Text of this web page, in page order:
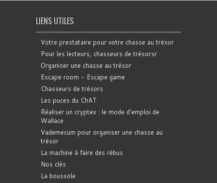
LIENS UTILES
Votre prestataire pour votre chasse au trésor
Pour les lecteurs, chasseurs de trésorsr
Organiser une chasse au trésor
Escape room - Escape game
Chasseurs de trésors
Les puces du ChAT
Réaliser un cryptex : le mode d'emploi de
Wallace
Vademecum pour organiser une chasse au
trésor
La machine à faire des rébus
Nos clés
La boussole